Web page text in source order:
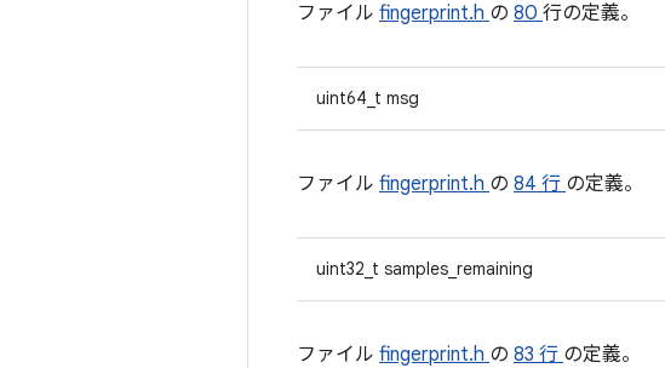
ファイル fingerprint.h の 80 行の定義。
uint64_t msg
ファイル fingerprint.h の 84 行 の定義。
uint32_t samples_remaining
ファイル fingerprint.h の 83 行 の定義。